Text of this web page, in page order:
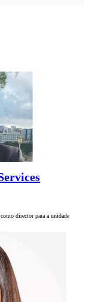
director para a unidade